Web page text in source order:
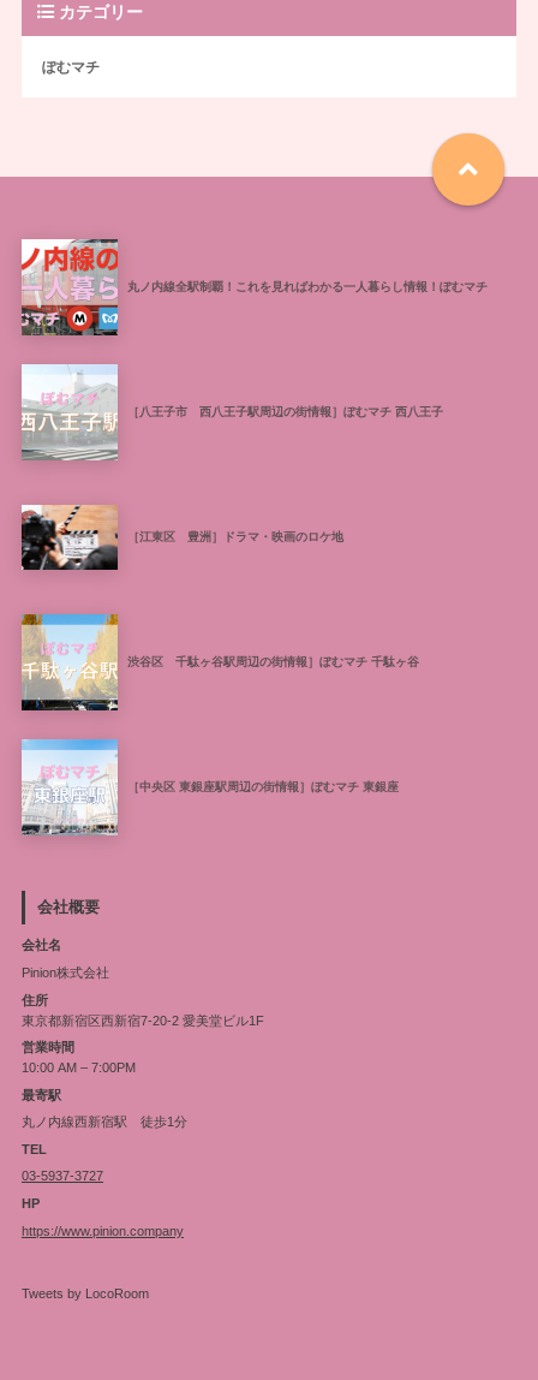
カテゴリー
ぽむマチ
丸ノ内線全駅制覇！これを見ればわかる一人暮らし情報！ぽむマチ
［八王子市 西八王子駅周辺の街情報］ぽむマチ 西八王子
［江東区 豊洲］ドラマ・映画のロケ地
渋谷区 千駄ヶ谷駅周辺の街情報］ぽむマチ 千駄ヶ谷
［中央区 東銀座駅周辺の街情報］ぽむマチ 東銀座
会社概要
会社名
Pinion株式会社
住所
東京都新宿区西新宿7-20-2 愛美堂ビル1F
営業時間
10:00 AM – 7:00PM
最寄駅
丸ノ内線西新宿駅 徒歩1分
TEL
03-5937-3727
HP
https://www.pinion.company
Tweets by LocoRoom